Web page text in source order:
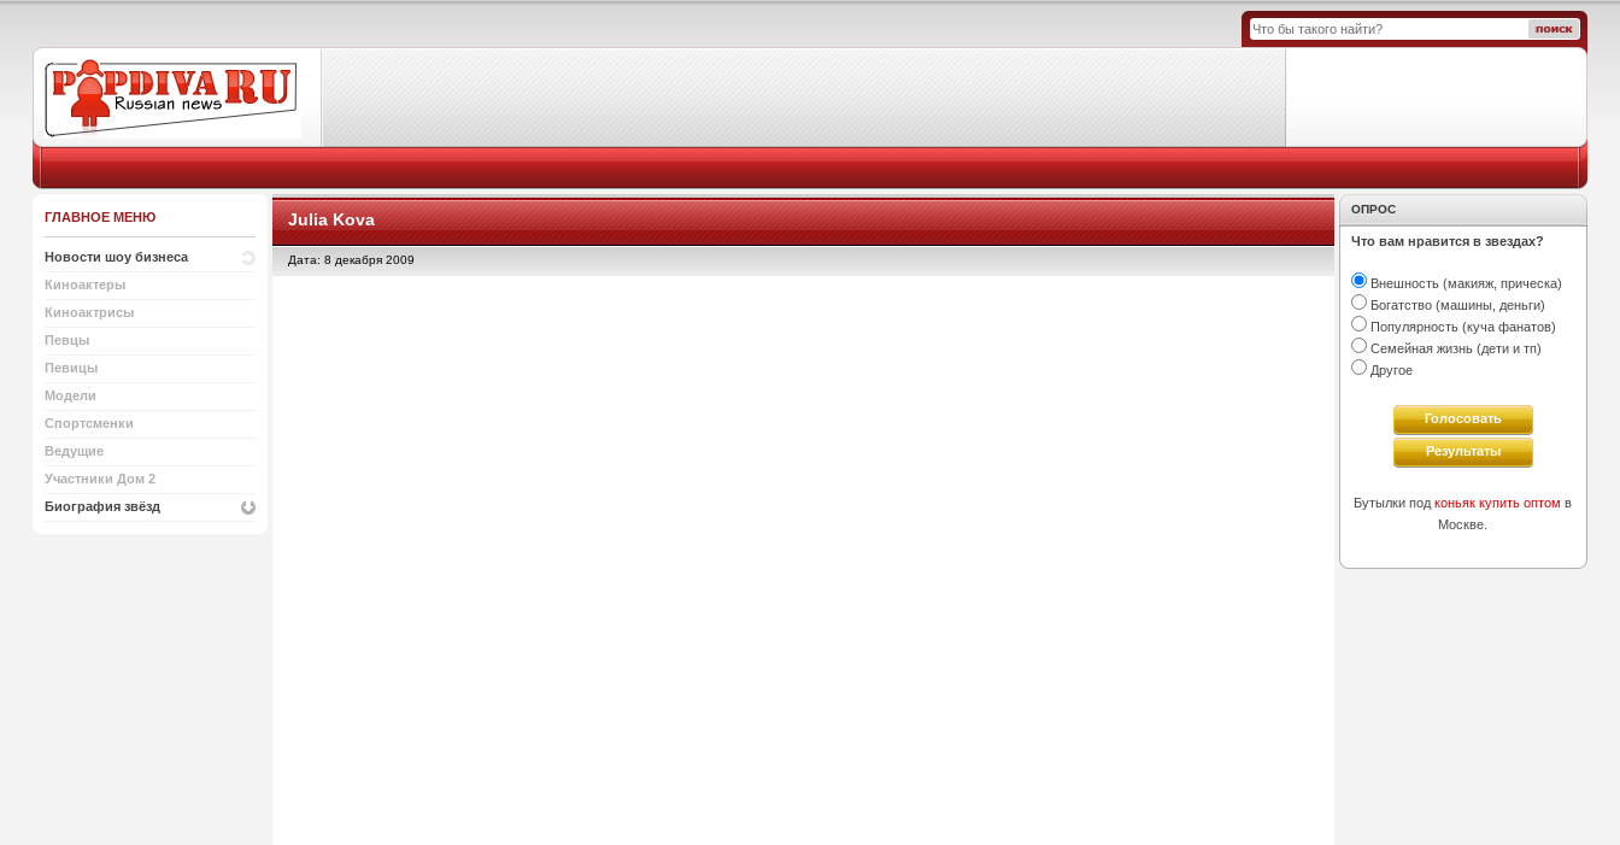
ГЛАВНОЕ МЕНЮ
Новости шоу бизнеса
Киноактеры
Киноактрисы
Певцы
Певицы
Модели
Спортсменки
Ведущие
Участники Дом 2
Биография звёзд
Julia Kova
Дата: 8 декабря 2009
ОПРОС
Что вам нравится в звездах?
Внешность (макияж, прическа)
Богатство (машины, деньги)
Популярность (куча фанатов)
Семейная жизнь (дети и тп)
Другое
Голосовать
Результаты
Бутылки подконьяк купить оптом в
Москве.